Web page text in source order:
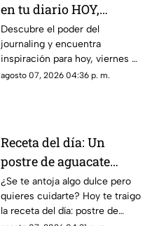
en tu diario HOY,
viernes 7 de junio de
2026: Usa este journal
prompt y termina tu
día lleno de gratitud
Descubre el poder del
journaling y encuentra
inspiración para hoy, viernes 7
de junio de 2026. Un prompt
agosto 07, 2026 04:36 p. m.
Receta del día: Un
postre de aguacate
saludable y sin azúcar
¿Se te antoja algo dulce pero
quieres cuidarte? Hoy te traigo
la receta del día: postre de